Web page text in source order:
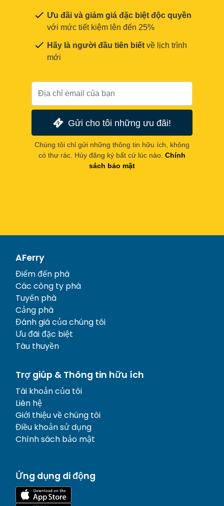
Ưu đãi và giảm giá đặc biệt độc quyền
với mức tiết kiệm lên đến 25%
Hãy là người đầu tiên biết về lịch trình
mới
Gửi cho tôi những ưu đãi!
Chúng tôi chỉ gửi những thông tin hữu ích, không
có thư rác. Hủy đăng ký bất cứ lúc nào. Chính
sách bảo mật
AFerry
Điểm đến phà
Các công ty phà
Tuyến phà
Cảng phà
Đánh giá của chúng tôi
Ưu đãi đặc biệt
Tàu thuyền
Trợ giúp & Thông tin hữu ích
Tài khoản của tôi
Liên hệ
Giới thiệu về chúng tôi
Điều khoản sử dụng
Chính sách bảo mật
Ứng dụng di động